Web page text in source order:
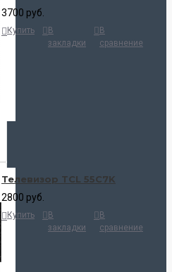
3700 руб.
Купить
В
закладки
В
сравнение
Телевизор TCL 55C7K
2800 руб.
Купить
В
закладки
В
сравнение